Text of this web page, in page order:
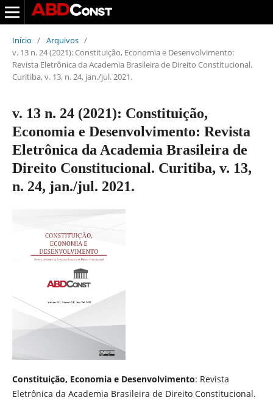
Início / Arquivos /
v. 13 n. 24 (2021): Constituição, Economia e Desenvolvimento:
Revista Eletrônica da Academia Brasileira de Direito Constitucional.
Curitiba, v. 13, n. 24, jan./jul. 2021.
v. 13 n. 24 (2021): Constituição,
Economia e Desenvolvimento: Revista
Eletrônica da Academia Brasileira de
Direito Constitucional. Curitiba, v. 13,
n. 24, jan./jul. 2021.
Constituição, Economia e Desenvolvimento: Revista
Eletrônica da Academia Brasileira de Direito Constitucional.